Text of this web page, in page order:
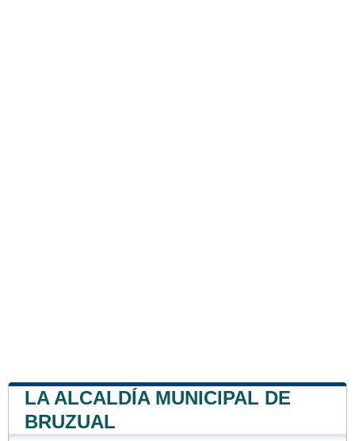
LA ALCALDÍA MUNICIPAL DE
BRUZUAL